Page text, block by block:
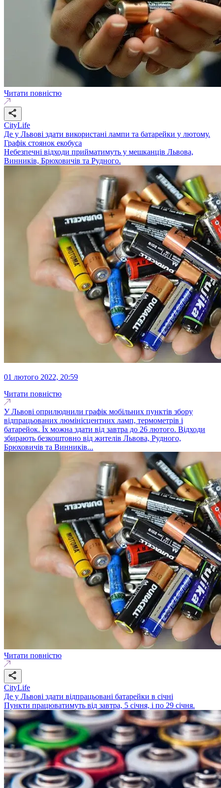
Читати повністю
CityLife
Де у Львові здати використані лампи та батарейки у лютому.
Графік стоянок екобуса
Небезпечні відходи прийматимуть у мешканців Львова,
Винників, Брюховичів та Рудного.
01 лютого 2022, 20:59
Читати повністю
У Львові оприлюднили графік мобільних пунктів збору
відпрацьованих люмінісцентних ламп, термометрів і
батарейок. Їх можна здати від завтра до 26 лютого. Відходи
збирають безкоштовно від жителів Львова, Рудного,
Брюховичів та Винників...
Читати повністю
CityLife
Де у Львові здати відпрацьовані батарейки в січні
Пункти працюватимуть від завтра, 5 січня, і по 29 січня.